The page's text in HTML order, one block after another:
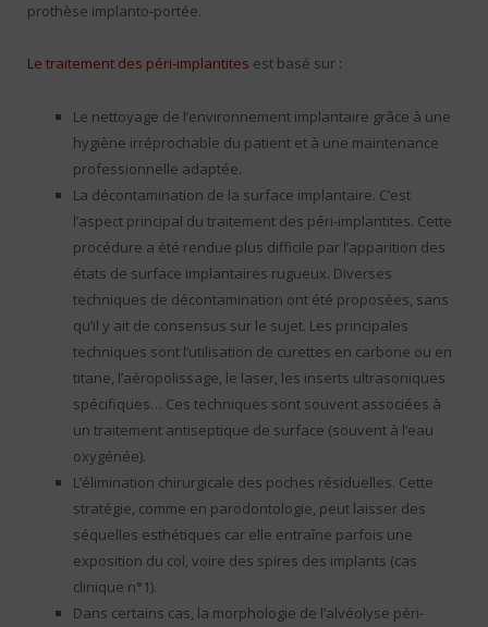
prothèse implanto-portée.
Le traitement des péri-implantites est basé sur :
Le nettoyage de l’environnement implantaire grâce à une
hygiène irréprochable du patient et à une maintenance
professionnelle adaptée.
La décontamination de la surface implantaire. C’est
l’aspect principal du traitement des péri-implantites. Cette
procédure a été rendue plus difficile par l’apparition des
états de surface implantaires rugueux. Diverses
techniques de décontamination ont été proposées, sans
qu’il y ait de consensus sur le sujet. Les principales
techniques sont l’utilisation de curettes en carbone ou en
titane, l’aéropolissage, le laser, les inserts ultrasoniques
spécifiques… Ces techniques sont souvent associées à
un traitement antiseptique de surface (souvent à l’eau
oxygénée).
L’élimination chirurgicale des poches résiduelles. Cette
stratégie, comme en parodontologie, peut laisser des
séquelles esthétiques car elle entraîne parfois une
exposition du col, voire des spires des implants (cas
clinique n°1).
Dans certains cas, la morphologie de l’alvéolyse péri-